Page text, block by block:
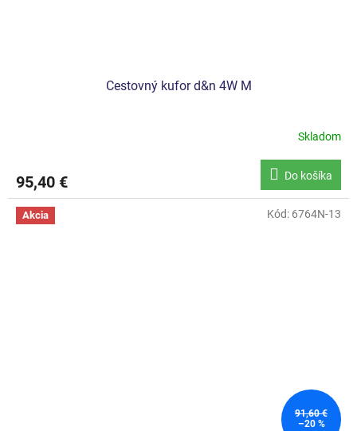
Cestovný kufor d&n 4W M
Skladom
95,40 € Do košíka
Akcia
91,60 €
–20 %
Kód: 6764N-13